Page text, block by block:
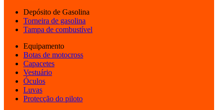
Depósito de Gasolina
Torneira de gasolina
Tampa de combustível
Equipamento
Botas de motocross
Capacetes
Vestuário
Óculos
Luvas
Protecção do piloto